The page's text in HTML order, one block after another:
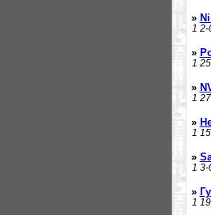
»
1 2-
»
1
»
1
»
1
»
1 3-
»
1